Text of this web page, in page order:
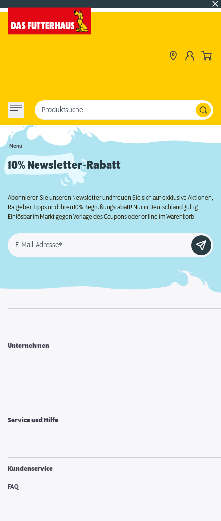
Menü
Produktsuche
10% Newsletter-Rabatt
Abonnieren Sie unseren Newsletter und freuen Sie sich auf exklusive Aktionen,
Ratgeber-Tipps und Ihren 10% Begrüßungsrabatt! Nur in Deutschland gültig.
Einlösbar im Markt gegen Vorlage des Coupons oder online im Warenkorb.
E-Mail-Adresse*
Unternehmen
Service und Hilfe
Kundenservice
FAQ